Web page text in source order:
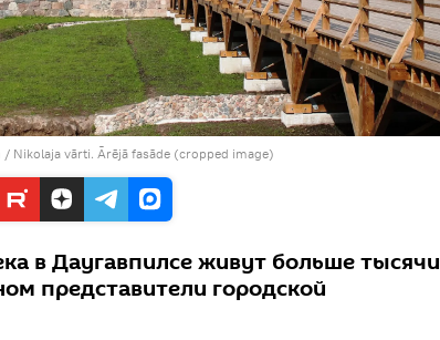
/ Nikolaja vārti. Ārējā fasāde (cropped image)
в Даугавпилсе живут больше тысячи
представители городской